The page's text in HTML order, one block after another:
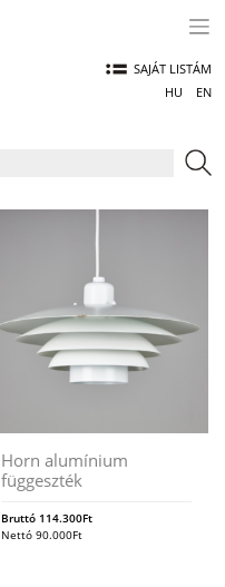
SAJÁT LISTÁM
HU
EN
Horn alumínium
függeszték
Bruttó 114.300Ft
Nettó90.000Ft